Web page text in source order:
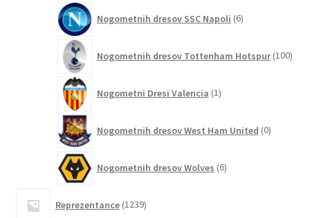
Nogometnih dresov SSC Napoli 6izdelkov
Nogometnih dresov Tottenham Hotspur 100
Nogometni Dresi Valencia 1izdelek
Nogometnih dresov West Ham United 0izdelkov
Nogometnih dresov Wolves 6izdelkov
Reprezentance 1239izdelkov